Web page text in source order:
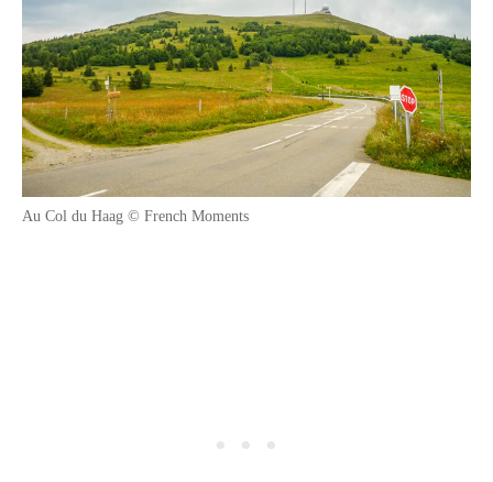
Au Col du Haag © French Moments